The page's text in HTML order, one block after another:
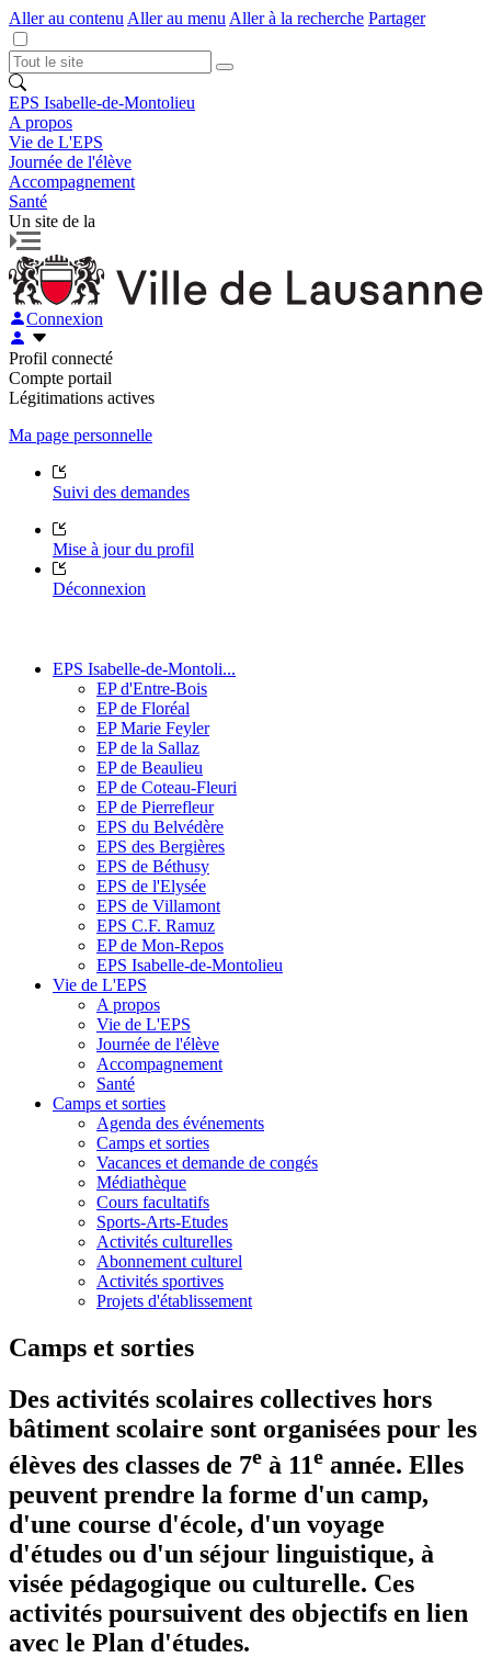
Aller au contenu Aller au menu Aller à la recherche Partager
EPS Isabelle-de-Montolieu
A propos
Vie de L'EPS
Journée de l'élève
Accompagnement
Santé
Un site de la
Connexion
Profil connecté
Compte portail
Légitimations actives
Ma page personnelle
Suivi des demandes
Mise à jour du profil
Déconnexion
EPS Isabelle-de-Montoli...
EP d'Entre-Bois
EP de Floréal
EP Marie Feyler
EP de la Sallaz
EP de Beaulieu
EP de Coteau-Fleuri
EP de Pierrefleur
EPS du Belvédère
EPS des Bergières
EPS de Béthusy
EPS de l'Elysée
EPS de Villamont
EPS C.F. Ramuz
EP de Mon-Repos
EPS Isabelle-de-Montolieu
Vie de L'EPS
A propos
Vie de L'EPS
Journée de l'élève
Accompagnement
Santé
Camps et sorties
Agenda des événements
Camps et sorties
Vacances et demande de congés
Médiathèque
Cours facultatifs
Sports-Arts-Etudes
Activités culturelles
Abonnement culturel
Activités sportives
Projets d'établissement
Camps et sorties
Des activités scolaires collectives hors
bâtiment scolaire sont organisées pour les
élèves des classes de 7e à 11e année. Elles
peuvent prendre la forme d'un camp,
d'une course d'école, d'un voyage
d'études ou d'un séjour linguistique, à
visée pédagogique ou culturelle. Ces
activités poursuivent des objectifs en lien
avec le Plan d'études.